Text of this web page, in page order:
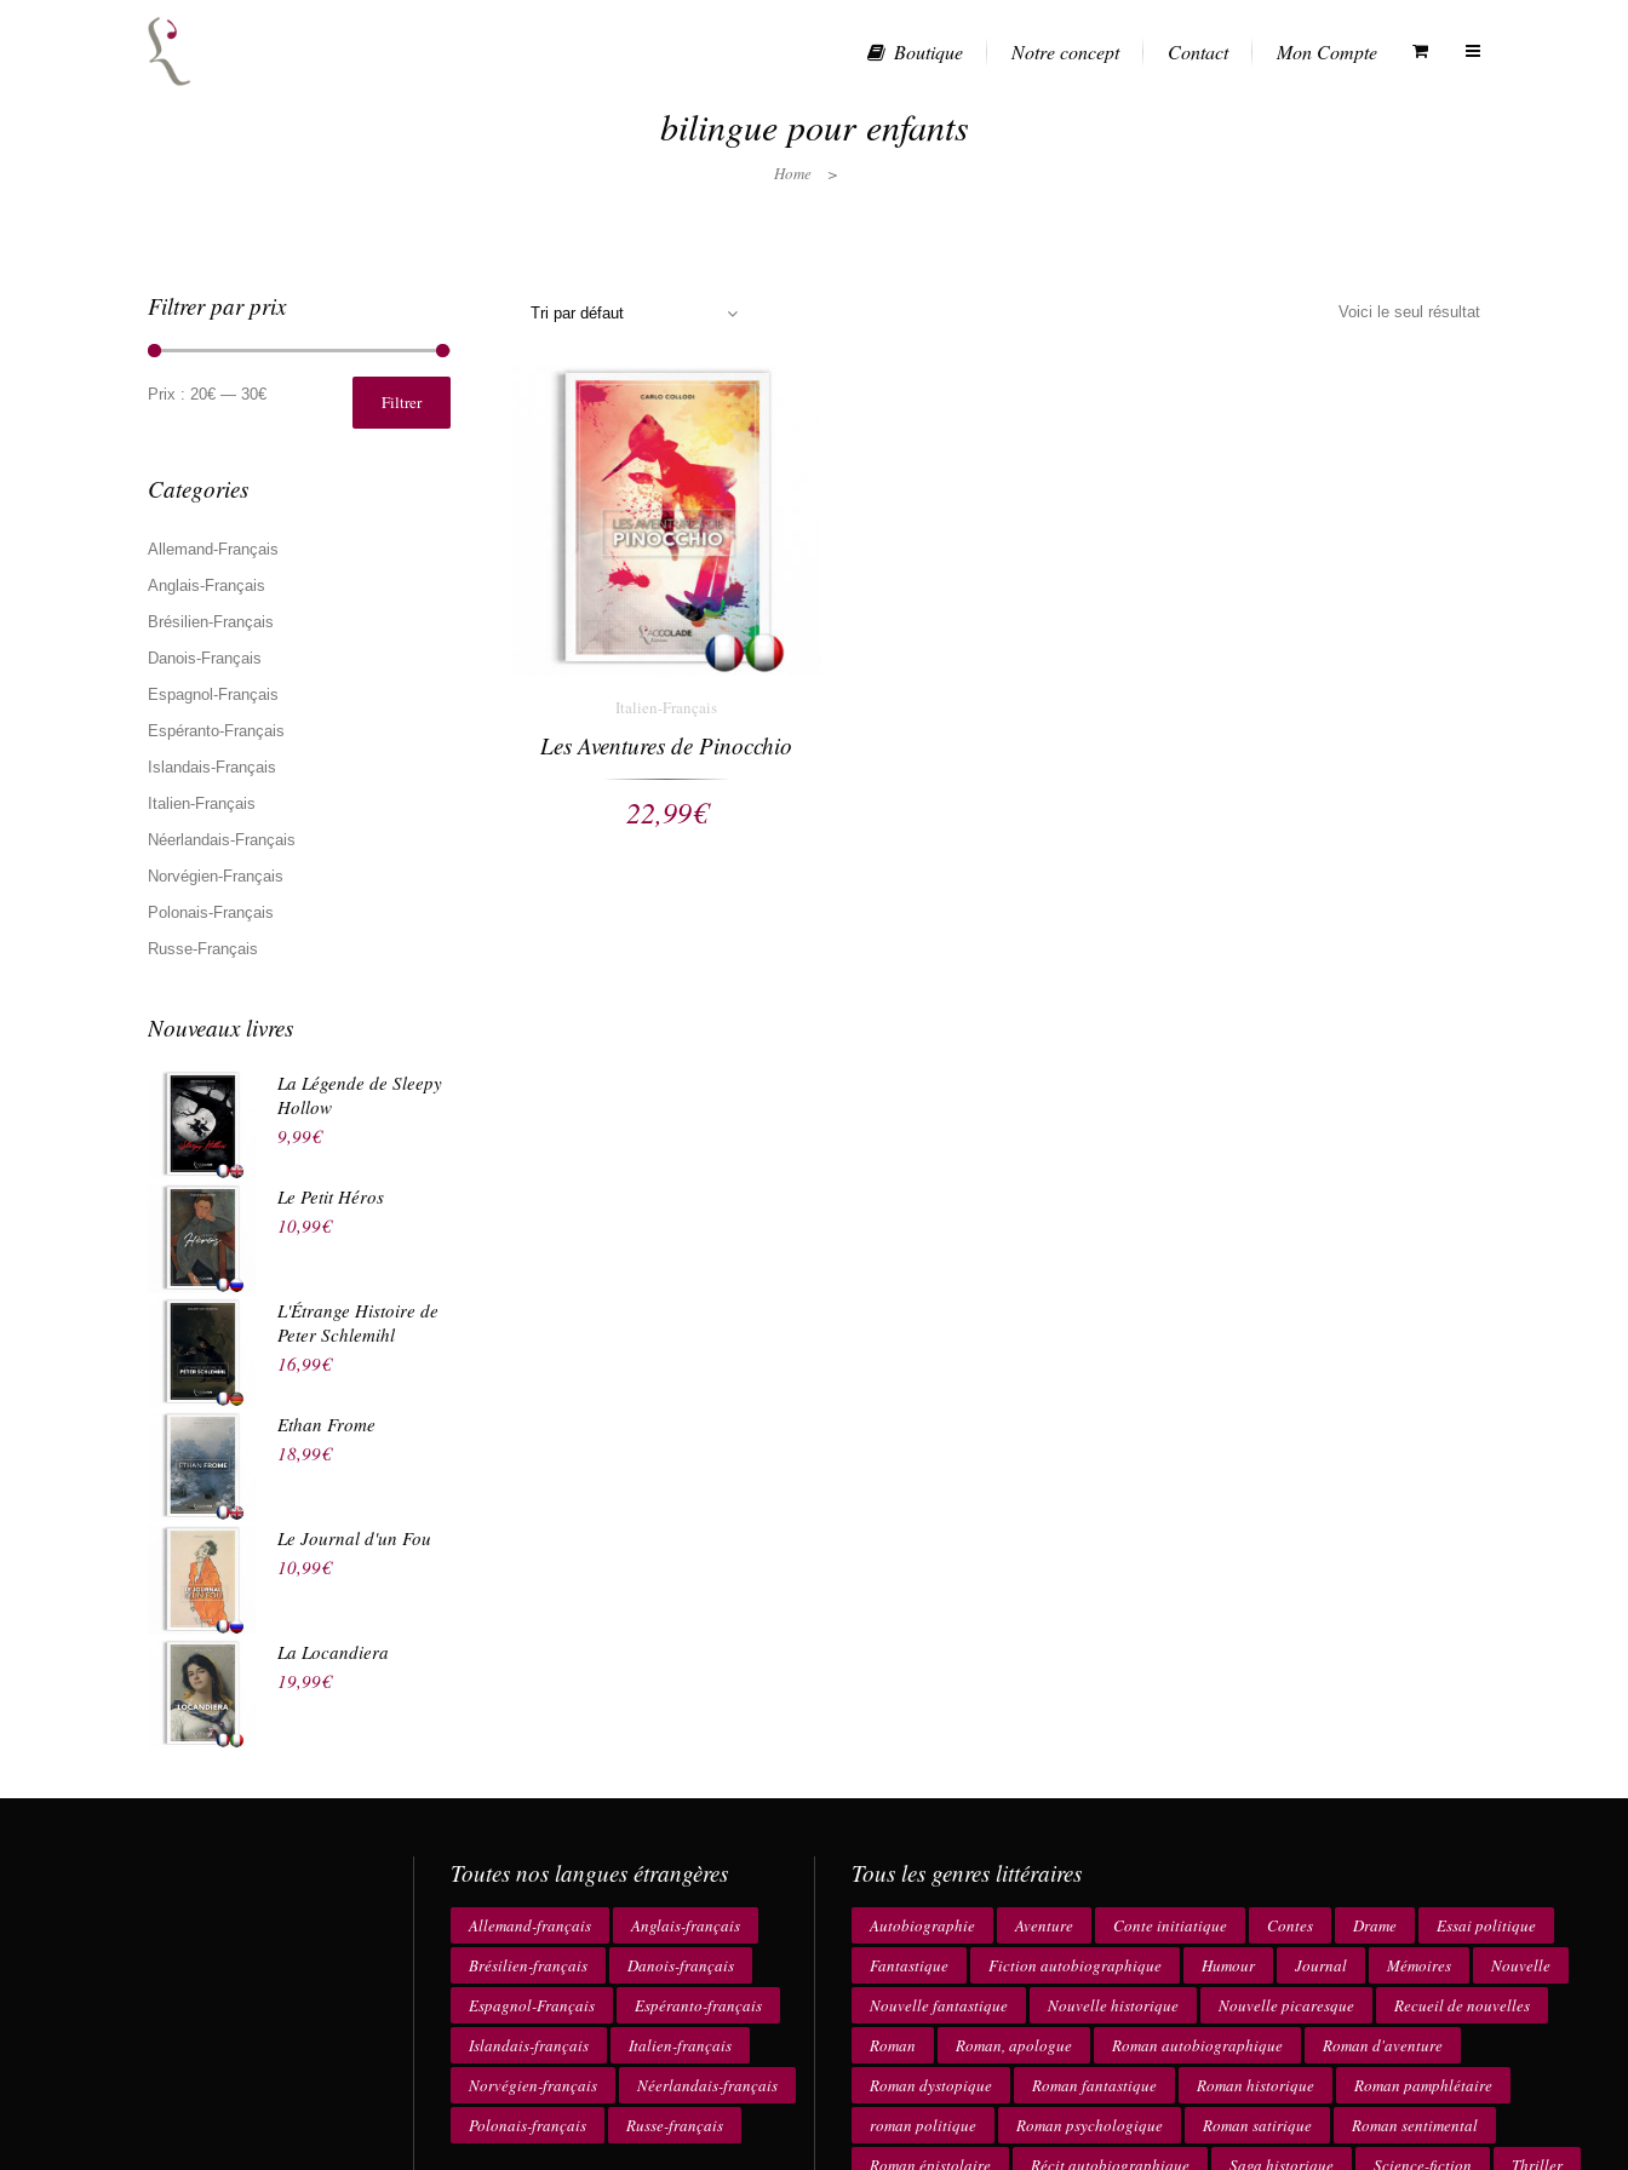
Boutique Notre concept Contact Mon Compte
bilingue pour enfants
Home >
Filtrer par prix
min
max
Filtrer
Prix : 20€ — 30€
Categories
Allemand-Français
Anglais-Français
Brésilien-Français
Danois-Français
Espagnol-Français
Espéranto-Français
Islandais-Français
Italien-Français
Néerlandais-Français
Norvégien-Français
Polonais-Français
Russe-Français
Nouveaux livres
La Légende de Sleepy
Hollow
9,99€
Le Petit Héros
10,99€
L'Étrange Histoire de
Peter Schlemihl
16,99€
Ethan Frome
18,99€
Le Journal d'un Fou
10,99€
La Locandiera
19,99€
Voici le seul résultat
Tri par défaut
Italien-Français
Les Aventures de Pinocchio
22,99€
Toutes nos langues étrangères
Allemand-français
Anglais-français
Brésilien-français
Danois-français
Espagnol-Français
Espéranto-français
Islandais-français
Italien-français
Norvégien-français
Néerlandais-français
Polonais-français
Russe-français
Tous les genres littéraires
Autobiographie Aventure Conte initiatique Contes Drame
Essai politique
Fantastique
Fiction autobiographique Humour Journal Mémoires
Nouvelle
Nouvelle fantastique
Nouvelle historique Nouvelle picaresque
Recueil de nouvelles
Roman
Roman, apologue Roman autobiographique
Roman d'aventure
Roman dystopique
Roman fantastique Roman historique
Roman pamphlétaire
roman politique
Roman psychologique Roman satirique
Roman sentimental
Roman épistolaire
Récit autobiographique Saga historique Science-fiction Thriller